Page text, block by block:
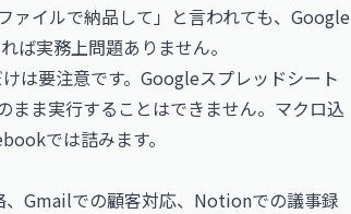
ァイルで納品して」と言われても、Google
ば実務上問題ありません。
は要注意です。Googleスプレッドシート
ま実行することはできません。マクロ込
では詰みます。
Gmailでの顧客対応、Notionでの議事録